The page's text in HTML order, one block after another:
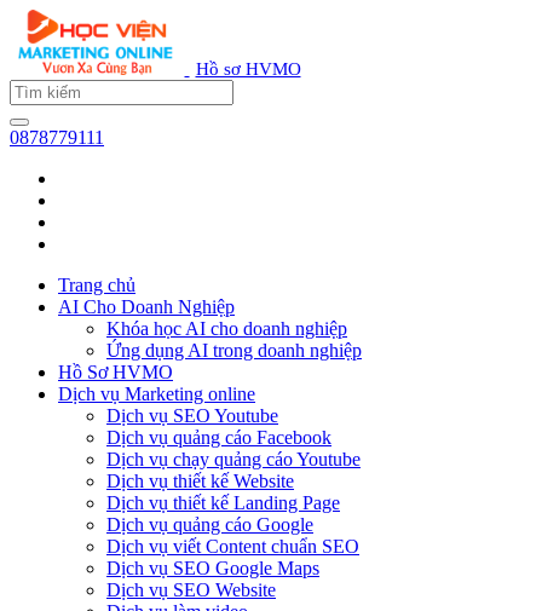
Hồ sơ HVMO
0878779111
Trang chủ
AI Cho Doanh Nghiệp
Khóa học AI cho doanh nghiệp
Ứng dụng AI trong doanh nghiệp
Hồ Sơ HVMO
Dịch vụ Marketing online
Dịch vụ SEO Youtube
Dịch vụ quảng cáo Facebook
Dịch vụ chạy quảng cáo Youtube
Dịch vụ thiết kế Website
Dịch vụ thiết kế Landing Page
Dịch vụ quảng cáo Google
Dịch vụ viết Content chuẩn SEO
Dịch vụ SEO Google Maps
Dịch vụ SEO Website